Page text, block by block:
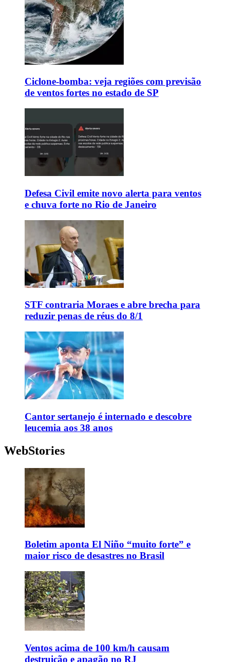
Ciclone-bomba: veja regiões com previsão
de ventos fortes no estado de SP
Defesa Civil emite novo alerta para ventos
e chuva forte no Rio de Janeiro
STF contraria Moraes e abre brecha para
reduzir penas de réus do 8/1
Cantor sertanejo é internado e descobre
leucemia aos 38 anos
WebStories
Boletim aponta El Niño “muito forte” e
maior risco de desastres no Brasil
Ventos acima de 100 km/h causam
destruição e apagão no RJ